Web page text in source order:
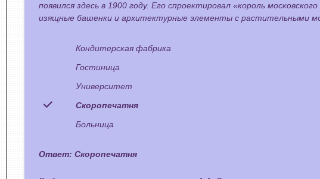
появился здесь в 1900 году. Его спроектировал «король
изящные башенки и архитектурные элементы с растительными
Кондитерская фабрика
Гостиница
Университет
Скоропечатня
Больница
Ответ: Скоропечатня